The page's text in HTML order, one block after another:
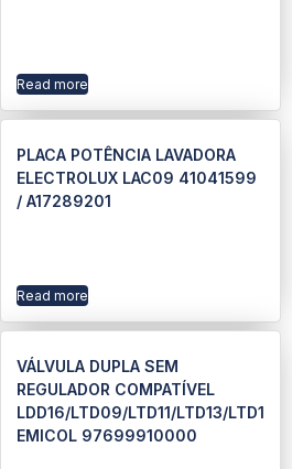
Read more
PLACA POTÊNCIA LAVADORA
ELECTROLUX LAC09 41041599
/ A17289201
Read more
VÁLVULA DUPLA SEM
REGULADOR COMPATÍVEL
LDD16/LTD09/LTD11/LTD13/LTD1
EMICOL 97699910000